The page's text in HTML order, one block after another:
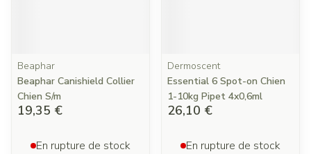
Beaphar
Beaphar Canishield Collier
Chien S/m
19,35 €
En rupture de stock
Dermoscent
Essential 6 Spot-on Chien
1-10kg Pipet 4x0,6ml
26,10 €
En rupture de stock